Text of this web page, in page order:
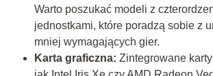
Warto poszukać modeli z
jednostkami, które poradzą sobie z
mniej wymagających gier.
Karta graficzna: Zintegrowane